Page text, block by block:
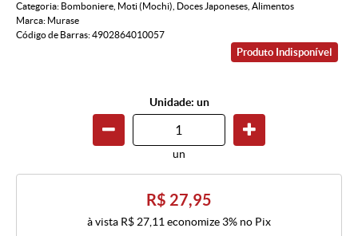
Categoria: Bomboniere Moti (Mochi) Doces Japoneses Alimentos
Marca: Murase
Código de Barras:4902864010057
Produto Indisponível
Unidade: un
un
R$ 27,95
à vista R$ 27,11 economize 3% no Pix